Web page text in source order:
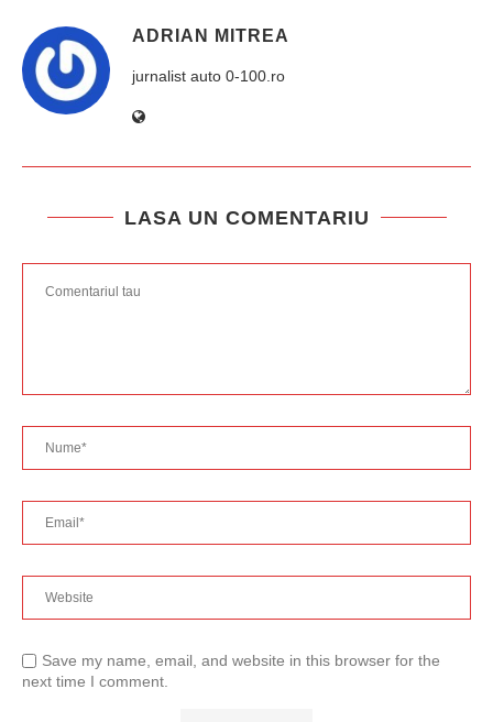
ADRIAN MITREA
jurnalist auto 0-100.ro
LASA UN COMENTARIU
Save my name, email, and website in this browser for the
next time I comment.